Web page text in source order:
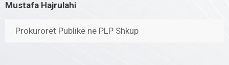
Mustafa Hajrulahi
Prokurorët Publikë në PLP Shkup